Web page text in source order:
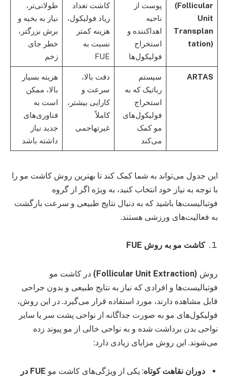
(Follicular
Unit
Transplan
tation)
پوست از
ناحیه
اهداکننده و
استخراج
فولیکول‌ها
کاشت تعداد
زیاد فولیکول،
هزینه کمتر
نسبت به
FUE
طولانی‌تر،
نیاز به بخیه و
برش بزرگتر،
خطر جای
زخم
ARTAS
سیستم
رباتیک که به
استخراج
فولیکول‌های
مو کمک
می‌کند
دقت بالا،
سرعت و
کارایی بیشتر،
کاملاً
غیرتهاجمی
هزینه بسیار
بالا، ممکن
است به
فناوری‌های
جدید نیاز
داشته باشد
این جدول می‌تواند به شما کمک کند تا بهترین روش کاشت مو را
با توجه به نیاز خود انتخاب کنید، به ویژه اگر از گروه
فوتبالیست‌ها باشید که به دنبال نتایج طبیعی و سرعت بازگشت
به فعالیت‌های ورزشی هستند.
کاشت مو به روش FUE
روش (Follicular Unit Extraction)
در کاشت مو
فوتبالیست‌ها و افرادی که نیاز به نتایج طبیعی و بدون جراحی
قابل مشاهده دارند، مورد استفاده قرار می‌گیرد. در این روش،
فولیکول‌های مو به صورت جداگانه از نواحی پشت سر یا سایر
نواحی بدن برداشت شده و به نواحی خالی از مو پیوند زده
می‌شوند. این روش مزایای زیادی دارد:
دوران نقاهت کوتاه: یکی از ویژگی‌های کاشت مو
FUE در